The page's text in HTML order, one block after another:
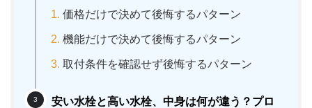
価格だけで決めて後悔するパターン
機能だけで決めて後悔するパターン
取付条件を確認せず後悔するパターン
安い水栓と高い水栓、中身は何が違う？プロ